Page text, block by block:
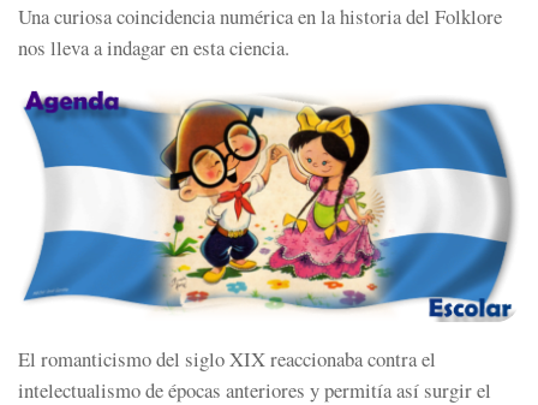
Una curiosa coincidencia numérica en la historia del Folklore
nos lleva a indagar en esta ciencia.
El romanticismo del siglo XIX reaccionaba contra el
intelectualismo de épocas anteriores y permitía así surgir el